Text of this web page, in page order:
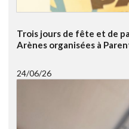
Trois jours de fête et de
Arènes organisées à
24/06/26